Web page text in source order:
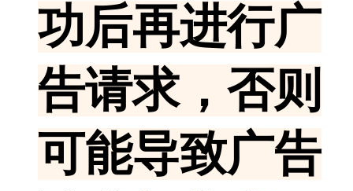
功后再进行广
告请求，否则
可能导致广告